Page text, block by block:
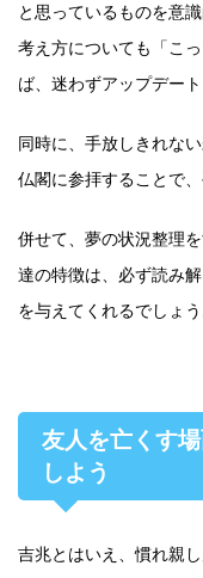
と思っているものを意
考え方についても「こ
ば、迷わずアップデート
同時に、手放しきれな
仏閣に参拝することで
併せて、夢の状況整理
達の特徴は、必ず読み
を与えてくれるでしょう
友人を亡くす
しよう
吉兆とはいえ、慣れ親